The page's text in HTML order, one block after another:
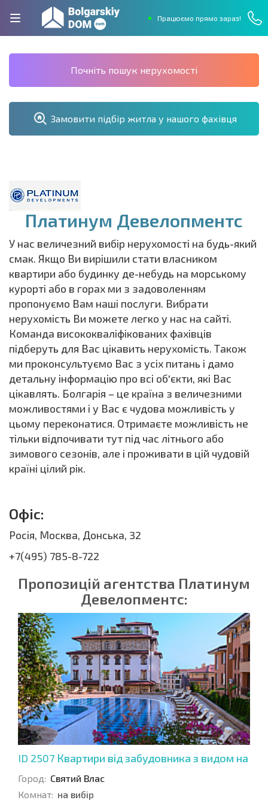
Працюємо прямо зараз!
Почніть пошук нерухомості
Замовити підбір житла у нашого фахівця
Платинум Девелопментс
У нас величезний вибір нерухомості на будь-який
смак. Якщо Ви вирішили стати власником
квартири або будинку де-небудь на морському
курорті або в горах ми з задоволенням
пропонуємо Вам наші послуги. Вибрати
нерухомість Ви можете легко у нас на сайті.
Команда висококваліфікованих фахівців
підберуть для Вас цікавить нерухомість. Також
ми проконсультуємо Вас з усіх питань і дамо
детальну інформацію про всі об'єкти, які Вас
цікавлять. Болгарія – це країна з величезними
можливостями і у Вас є чудова можливість у
цьому переконатися. Отримаєте можливість не
тільки відпочивати тут під час літнього або
зимового сезонів, але і проживати в цій чудовій
країні цілий рік.
Офіс:
Росія, Москва, Донська, 32
+7(495) 785-8-722
Пропозицій агентства Платинум
Девелопментс:
ID 2507 Квартири від забудовника з видом на
затоку
Город: Святий Влас
Комнат: на вибір